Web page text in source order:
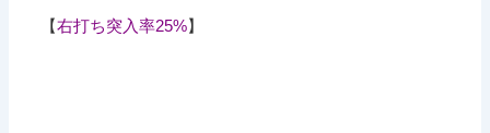
【右打ち突入率25%】